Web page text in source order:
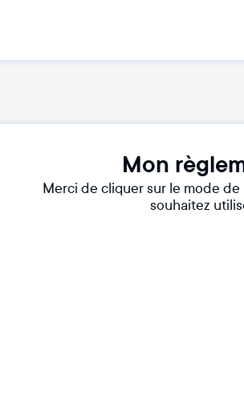
Mon
Merci de cliquer sur le mode
souhaitez